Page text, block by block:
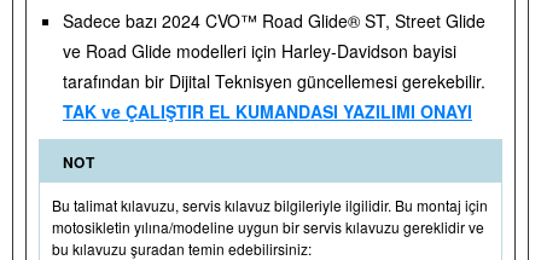
Sadece bazı 2024 CVO™ Road Glide® ST, Street Glide
ve Road Glide modelleri için Harley-Davidson bayisi
tarafından bir Dijital Teknisyen güncellemesi gerekebilir.
TAK ve ÇALIŞTIR EL KUMANDASI YAZILIMI ONAYI
NOT
Bu talimat kılavuzu, servis kılavuz bilgileriyle ilgilidir. Bu montaj için
motosikletin yılına/modeline uygun bir servis kılavuzu gereklidir ve
bu kılavuzu şuradan temin edebilirsiniz: